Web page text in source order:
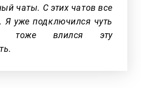
чаты. С этих чатов все
Я уже подключился чуть
тоже влился эту